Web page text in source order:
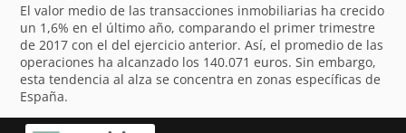
El valor medio de las transacciones inmobiliarias ha crecido
un 1,6% en el último año, comparando el primer trimestre
de 2017 con el del ejercicio anterior. Así, el promedio de las
operaciones ha alcanzado los 140.071 euros. Sin embargo,
esta tendencia al alza se concentra en zonas específicas de
España.